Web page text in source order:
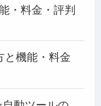
・料金・評判
と機能・料金